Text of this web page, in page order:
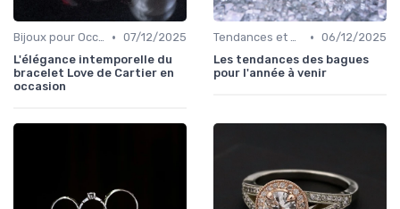
Bijoux pour Occasions Spéciales • 07/12/2025
L'élégance intemporelle du
bracelet Love de Cartier en
occasion
Tendances et Conseils de Style • 06/12/2025
Les tendances des bagues
pour l'année à venir